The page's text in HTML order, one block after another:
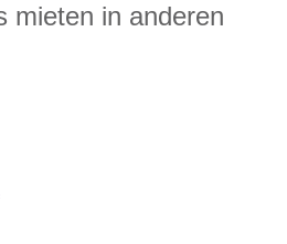
mieten in anderen